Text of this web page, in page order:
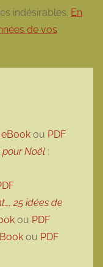
indésirables. En
de vos
eBook ou PDF
pour Noël :
25 idées de
ou PDF
ou PDF